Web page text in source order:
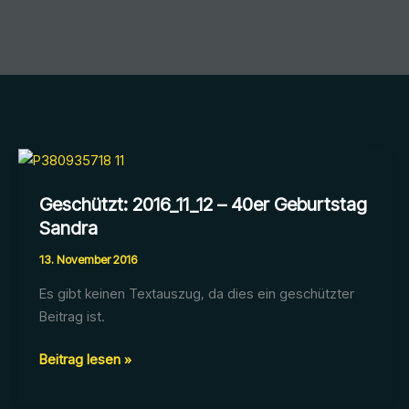
Geschützt: 2016_11_12 – 40er Geburtstag
Sandra
13. November 2016
Es gibt keinen Textauszug, da dies ein geschützter
Beitrag ist.
Geschützt:
Beitrag lesen »